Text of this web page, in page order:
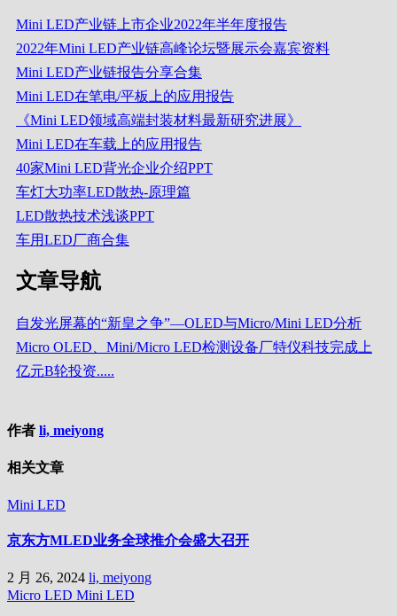
Mini LED产业链上市企业2022年半年度报告
2022年Mini LED产业链高峰论坛暨展示会嘉宾资料
Mini LED产业链报告分享合集
Mini LED在笔电/平板上的应用报告
《Mini LED领域高端封装材料最新研究进展》
Mini LED在车载上的应用报告
40家Mini LED背光企业介绍PPT
车灯大功率LED散热-原理篇
LED散热技术浅谈PPT
车用LED厂商合集
文章导航
自发光屏幕的“新皇之争”—OLED与Micro/Mini LED分析
Micro OLED、Mini/Micro LED检测设备厂特仪科技完成上
亿元B轮投资.....
作者 li, meiyong
相关文章
Mini LED
京东方MLED业务全球推介会盛大召开
2 月 26, 2024 li, meiyong
Micro LED Mini LED